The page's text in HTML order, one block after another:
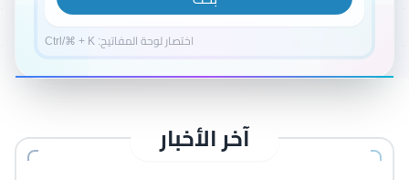
اختصار لوحة المفاتيح: Ctrl/⌘ + K
آخر الأخبار